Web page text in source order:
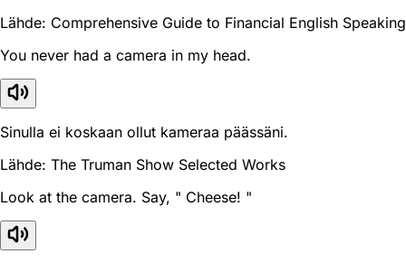
Lähde: Comprehensive Guide to Financial English Speaking
You never had a camera in my head.
Sinulla ei koskaan ollut kameraa päässäni.
Lähde: The Truman Show Selected Works
Look at the camera. Say, " Cheese! "